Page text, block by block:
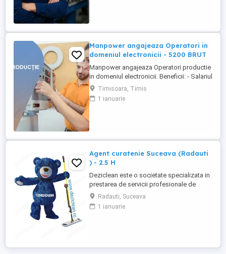
Manpower angajeaza Operatori in
domeniul electronicii - 5200 BRUT
Manpower angajeaza Operatori productie
in domeniul electronicii. Beneficii: - Salariul
- 5200 (in functie de experienta in
domeniul electronicii); - Tichete de masa
de 35 de lei zi lucratoare; - Mediu de lucru
Timisoara, Timis
1 ianuarie
Agent curatenie Suceava (Radauti
) - 2.5 H
Deziclean este o societate specializata in
prestarea de servicii profesionale de
curatenie. Compania noastra asigura
servicii de curatenie in aproape toate
orasele mari din România. Angajam agenti
Radauti, Suceava
1 ianuarie